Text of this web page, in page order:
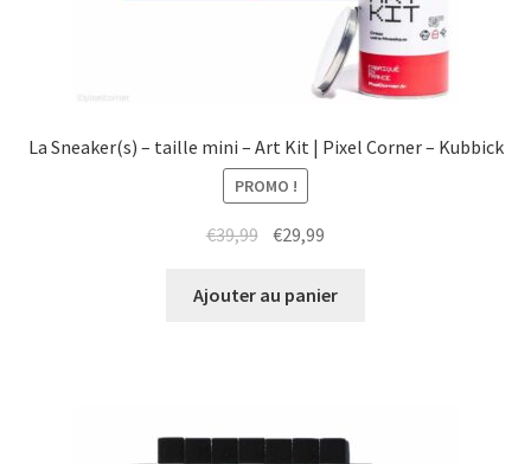
La Sneaker(s) – taille mini – Art Kit | Pixel Corner – Kubbick
PROMO !
€39,99 Le
initial
€29,99
actuel
Ajouter au panier